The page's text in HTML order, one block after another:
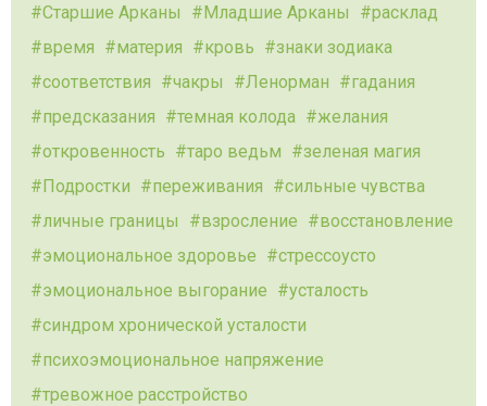
Старшие Арканы
Младшие Арканы
расклад
время
материя кровь
знаки зодиака
соответствия
чакры Ленорман
гадания
предсказания
темная колода
желания
откровенность
таро ведьм
зеленая магия
Подростки
переживания
сильные чувства
личные границы
взросление
восстановление
эмоциональное здоровье
стрессоусто
эмоциональное выгорание
усталость
синдром хронической усталости
психоэмоциональное напряжение
тревожное расстройство